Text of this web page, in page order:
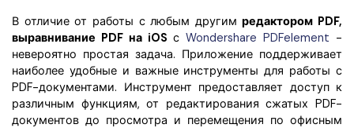
В отличие от работы с любым другимредактором PDF,
выравнивание PDF на iOS с Wondershare PDFelement -
невероятно простая задача. Приложение поддерживает
наиболее удобные и важные инструменты для работы с
PDF-документами. Инструмент предоставляет доступ к
различным функциям, от редактирования сжатых PDF-
документов до просмотра и перемещения по офисным